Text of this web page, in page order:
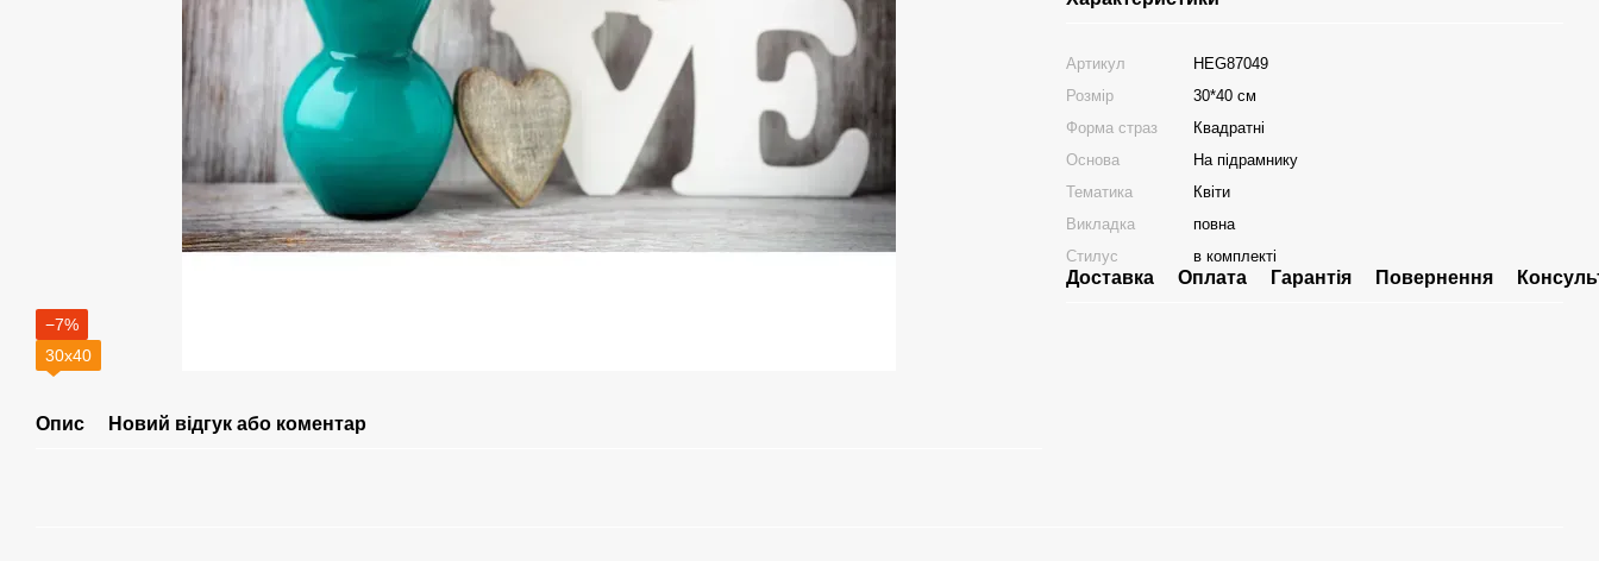
−7%
30х40
Опис Новий відгук або коментар
Артикул
HEG87049
Розмір
30*40 см
Форма страз
Квадратні
Основа
На підрамнику
Тематика
Квіти
Викладка
повна
Стилус
в комплекті
Доставка Оплата Гарантія Повернення